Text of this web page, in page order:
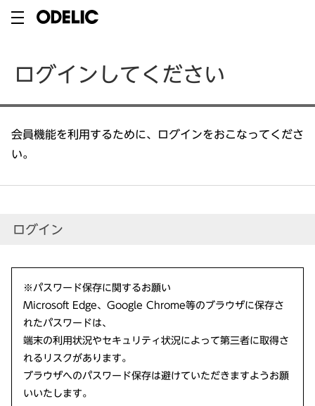
ログインしてください
会員機能を利用するために、ログインをおこなってくださ
い。
ログイン
※パスワード保存に関するお願い
Microsoft Edge、Google Chrome等のブラウザに保存さ
れたパスワードは、
端末の利用状況やセキュリティ状況によって第三者に取得さ
れるリスクがあります。
ブラウザへのパスワード保存は避けていただきますようお願
いいたします。